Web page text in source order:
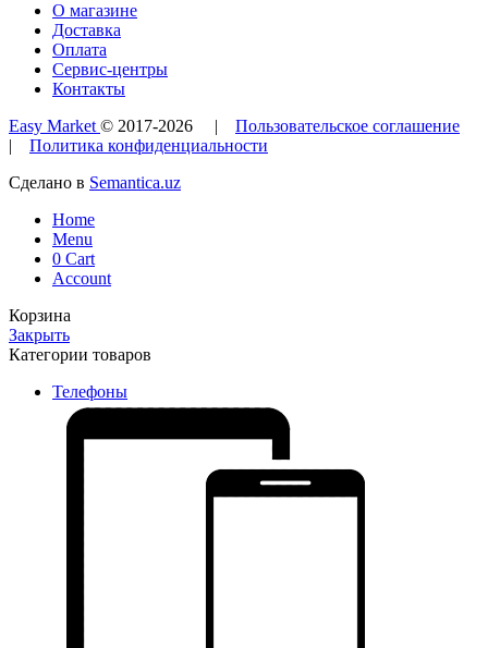
О магазине
Доставка
Оплата
Сервис-центры
Контакты
Easy Market © 2017-2026 | Пользовательское соглашение
| Политика конфиденциальности
Сделано в Semantica.uz
Home
Menu
0 Cart
Account
Корзина
Закрыть
Категории товаров
Телефоны